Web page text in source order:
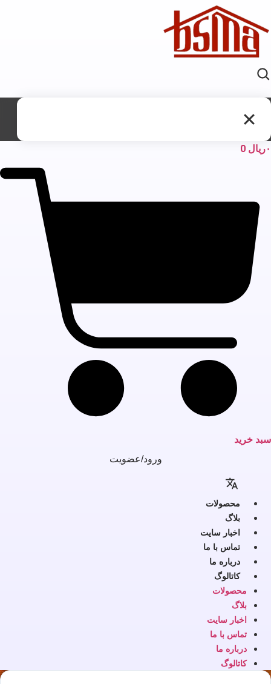
ریال 0
خرید
ورود/عضویت
محصولات
بلاگ
اخبار سایت
تماس با ما
درباره ما
کاتالوگ
محصولات
بلاگ
اخبار سایت
تماس با ما
درباره ما
کاتالوگ